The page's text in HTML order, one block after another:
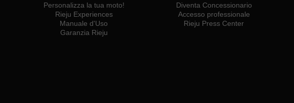
Personalizza la tua moto!
Rieju Experiences
Manuale d'Uso
Garanzia Rieju
Diventa Concessionario
Accesso professionale
Rieju Press Center